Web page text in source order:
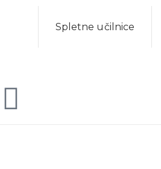
Spletne učilnice